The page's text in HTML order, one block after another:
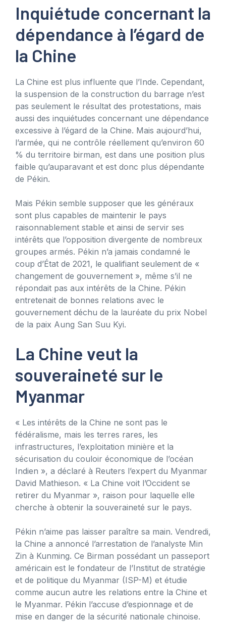
Inquiétude concernant la
dépendance à l’égard de
la Chine
La Chine est plus influente que l’Inde. Cependant,
la suspension de la construction du barrage n’est
pas seulement le résultat des protestations, mais
aussi des inquiétudes concernant une dépendance
excessive à l’égard de la Chine. Mais aujourd’hui,
l’armée, qui ne contrôle réellement qu’environ 60
% du territoire birman, est dans une position plus
faible qu’auparavant et est donc plus dépendante
de Pékin.
Mais Pékin semble supposer que les généraux
sont plus capables de maintenir le pays
raisonnablement stable et ainsi de servir ses
intérêts que l’opposition divergente de nombreux
groupes armés. Pékin n’a jamais condamné le
coup d’État de 2021, le qualifiant seulement de «
changement de gouvernement », même s’il ne
répondait pas aux intérêts de la Chine. Pékin
entretenait de bonnes relations avec le
gouvernement déchu de la lauréate du prix Nobel
de la paix Aung San Suu Kyi.
La Chine veut la
souveraineté sur le
Myanmar
« Les intérêts de la Chine ne sont pas le
fédéralisme, mais les terres rares, les
infrastructures, l’exploitation minière et la
sécurisation du couloir économique de l’océan
Indien », a déclaré à Reuters l’expert du Myanmar
David Mathieson. « La Chine voit l’Occident se
retirer du Myanmar », raison pour laquelle elle
cherche à obtenir la souveraineté sur le pays.
Pékin n’aime pas laisser paraître sa main. Vendredi,
la Chine a annoncé l’arrestation de l’analyste Min
Zin à Kunming. Ce Birman possédant un passeport
américain est le fondateur de l’Institut de stratégie
et de politique du Myanmar (ISP-M) et étudie
comme aucun autre les relations entre la Chine et
le Myanmar. Pékin l’accuse d’espionnage et de
mise en danger de la sécurité nationale chinoise.